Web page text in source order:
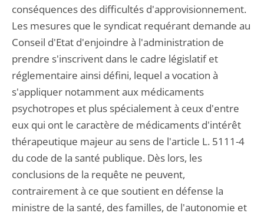
conséquences des difficultés d'approvisionnement.
Les mesures que le syndicat requérant demande au
Conseil d'Etat d'enjoindre à l'administration de
prendre s'inscrivent dans le cadre législatif et
réglementaire ainsi défini, lequel a vocation à
s'appliquer notamment aux médicaments
psychotropes et plus spécialement à ceux d'entre
eux qui ont le caractère de médicaments d'intérêt
thérapeutique majeur au sens de l'article L. 5111-4
du code de la santé publique. Dès lors, les
conclusions de la requête ne peuvent,
contrairement à ce que soutient en défense la
ministre de la santé, des familles, de l'autonomie et